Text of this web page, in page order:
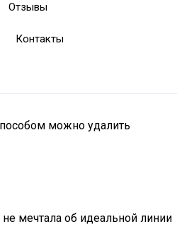
Отзывы
Контакты
можно удалить
мечтала об идеальной линии